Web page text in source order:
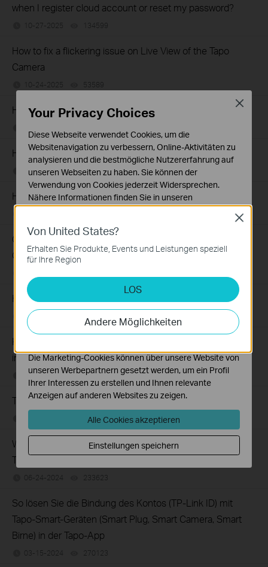
when I register cloud account or reset my password?
10-27-2025 134599
How to fix a flickering issue on Live View of the Tapo
Camera
10-24-2025 53589
How to set up routines for Tapo devices via Alexa app
How to stream Tapo / Kasa Camera on Google device
10-17-2025 82423views
How to improve video clarity and quality of Tapo Camera
General questions about Pan & Tilt feature of TP-Link
Camera
How to use Alexa Snapshot with Tapo Cameras
08-18-2025
Kann ich die Tapo/Kasa-App nicht zur Steuerung meiner
intelligenten Geräte verwenden?
04-09-2024 192237views
The most frequent asked questions about TP-Link Sales
121160views
Wie kann ich die Schwenk- und Neigefunktion der
Tapo/Kasa-Kameras in der Tapo-App nutzen?
06-24-2024 233623
So lösen Sie die Bindung des Kontos (TP-Link ID) mit
Tapo-Smart-Geräten (Smart Plug, Smart Camera, Smart
Birne) in der Tapo-App
03-15-2024 270123
Von United States?
Erhalten Sie Produkte, Events und Leistungen speziell
für Ihre Region
LOS
Andere Möglichkeiten
Close
Your Privacy Choices
Diese Webseite verwendet Cookies, um die
Websitenavigation zu verbessern, Online-Aktivitäten zu
analysieren und die bestmögliche Nutzererfahrung auf
unseren Webseiten zu haben. Sie können der
Verwendung von Cookies jederzeit Widersprechen.
Nähere Informationen finden Sie in unseren
Datenschutzhinweisen.
Notwendige Cookies
Diese Cookies sind zur Funktion der Website
erforderlich und können in Ihren Systemen nicht
Analyse- und Marketing-Cookies
Analyse-Cookies ermöglichen es uns, Ihre Aktivitäten
auf unserer Website zu analysieren, um die
Funktionsweise unserer Website zu verbessern und
Die Marketing-Cookies können über unsere Website von
unseren Werbepartnern gesetzt werden, um ein Profil
Ihrer Interessen zu erstellen und Ihnen relevante
Anzeigen auf anderen Websites zu zeigen.
Alle Cookies akzeptieren
Einstellungen speichern
Close